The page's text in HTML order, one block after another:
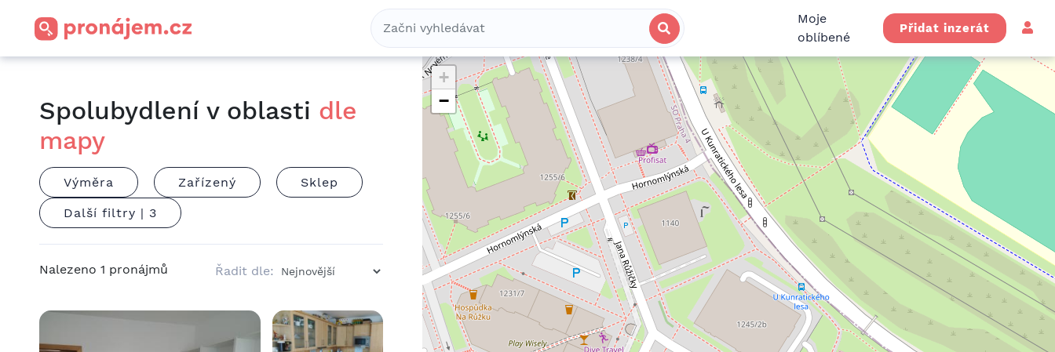
Komerční
Moje
oblíbené
Přidat inzerát
+
−
Spolubydlení v oblasti dle
mapy
Výměra Zařízený Sklep
Další filtry | 3
Nalezeno 1 pronájmů Řadit dle: